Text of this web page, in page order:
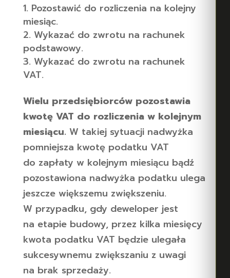
Pozostawić do rozliczenia na kolejny
miesiąc.
Wykazać do zwrotu na rachunek
podstawowy.
Wykazać do zwrotu na rachunek
VAT.
Wielu przedsiębiorców pozostawia
kwotę VAT do rozliczenia w kolejnym
miesiącu. W takiej sytuacji nadwyżka
pomniejsza kwotę podatku VAT
do zapłaty w kolejnym miesiącu bądź
pozostawiona nadwyżka podatku ulega
jeszcze większemu zwiększeniu.
W przypadku, gdy deweloper jest
na etapie budowy, przez kilka miesięcy
kwota podatku VAT będzie ulegała
sukcesywnemu zwiększaniu z uwagi
na brak sprzedaży.